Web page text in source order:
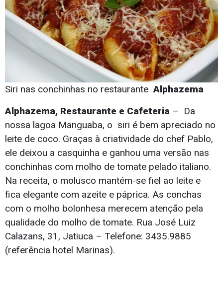
Siri nas conchinhas no restaurante Alphazema
Alphazema, Restaurante e Cafeteria – Da
nossa lagoa Manguaba, o siri é bem apreciado no
leite de coco. Graças à criatividade do chef Pablo,
ele deixou a casquinha e ganhou uma versão nas
conchinhas com molho de tomate pelado italiano.
Na receita, o molusco mantém-se fiel ao leite e
fica elegante com azeite e páprica. As conchas
com o molho bolonhesa merecem atenção pela
qualidade do molho de tomate. Rua José Luiz
Calazans, 31, Jatiuca – Telefone: 3435.9885
(referência hotel Marinas).